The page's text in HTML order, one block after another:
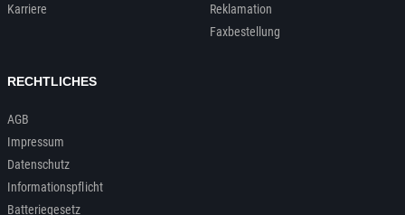
Karriere
Reklamation
Faxbestellung
RECHTLICHES
AGB
Impressum
Datenschutz
Informationspflicht
Batteriegesetz